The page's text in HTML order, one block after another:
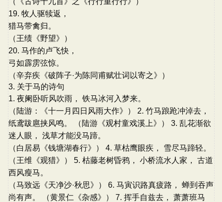
19. 牧人驱犊返，
猎马带禽归。
（王绩《野望》）
20. 马作的卢飞快，
弓如霹雳弦惊。
（辛弃疾《破阵子·为陈同甫赋壮词以寄之》）
3. 关于马的诗句
1. 夜阑卧听风吹雨， 铁马冰河入梦来。
（陆游：《十一月四日风雨大作》） 2. 竹马踉跄冲淖去，
纸鸢跋扈挟风鸣。 （陆游《观村童戏溪上》） 3. 乱花渐欲
迷人眼， 浅草才能没马蹄。
（白居易《钱塘湖春行》） 4. 草枯鹰眼疾， 雪尽马蹄轻。
（王维《观猎》） 5. 枯藤老树昏鸦， 小桥流水人家， 古道
西风瘦马。
（马致远《天净沙·秋思》） 6. 马寅识路真疲路， 蝉到吞声
尚有声。 （黄景仁《杂感》） 7. 挥手自兹去， 萧萧班马